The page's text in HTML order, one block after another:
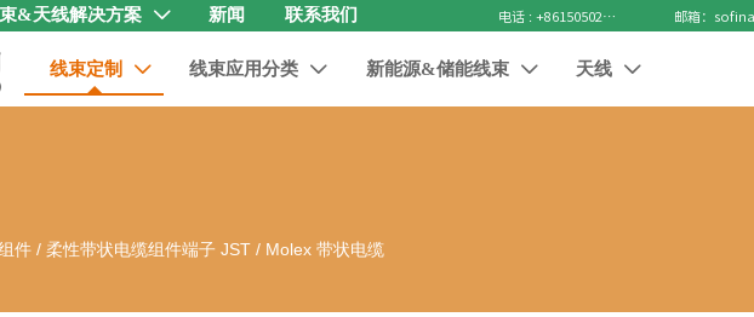
&天线解决方案  新闻 联系我们 电话 : +8615050271688
线束定制  线束应用分类  新能源&储能线束  天线 
件 /柔性带状电缆组件端子 JST / Molex 带状电缆